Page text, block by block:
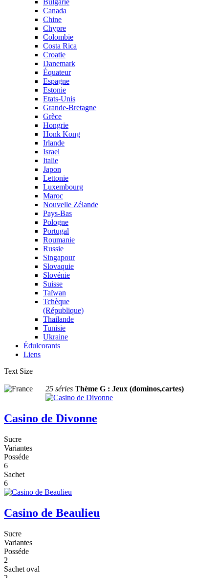
Bulgarie
Canada
Chine
Chypre
Colombie
Costa Rica
Croatie
Danemark
Équateur
Espagne
Estonie
Etats-Unis
Grande-Bretagne
Grèce
Hongrie
Honk Kong
Irlande
Israel
Italie
Japon
Lettonie
Luxembourg
Maroc
Nouvelle Zélande
Pays-Bas
Pologne
Portugal
Roumanie
Russie
Singapour
Slovaquie
Slovénie
Suisse
Taïwan
Tchèque
(République)
Thailande
Tunisie
Ukraine
Édulcorants
Liens
Text Size
25 séries Thème G : Jeux (dominos,cartes)
Casino de Divonne
Sucre
Variantes
Posséde
6
Sachet
6
Casino de Beaulieu
Sucre
Variantes
Posséde
2
Sachet oval